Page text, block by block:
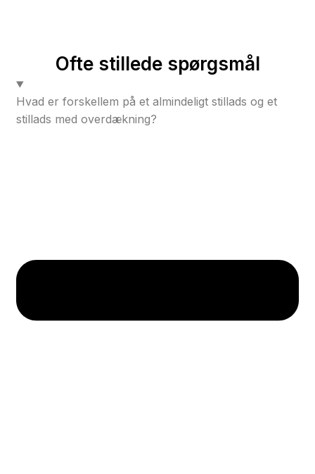
Ofte stillede spørgsmål
Hvad er forskellem på et almindeligt stillads og et
stillads med overdækning?